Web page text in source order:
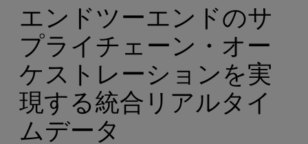
エンドツーエンドのサ
プライチェーン・オー
ケストレーションを実
現する統合リアルタイ
ムデータ